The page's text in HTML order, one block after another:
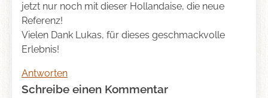
jetzt nur noch mit dieser Hollandaise, die neue
Referenz!
Vielen Dank Lukas, für dieses geschmackvolle
Erlebnis!
Antworten
Schreibe einen Kommentar